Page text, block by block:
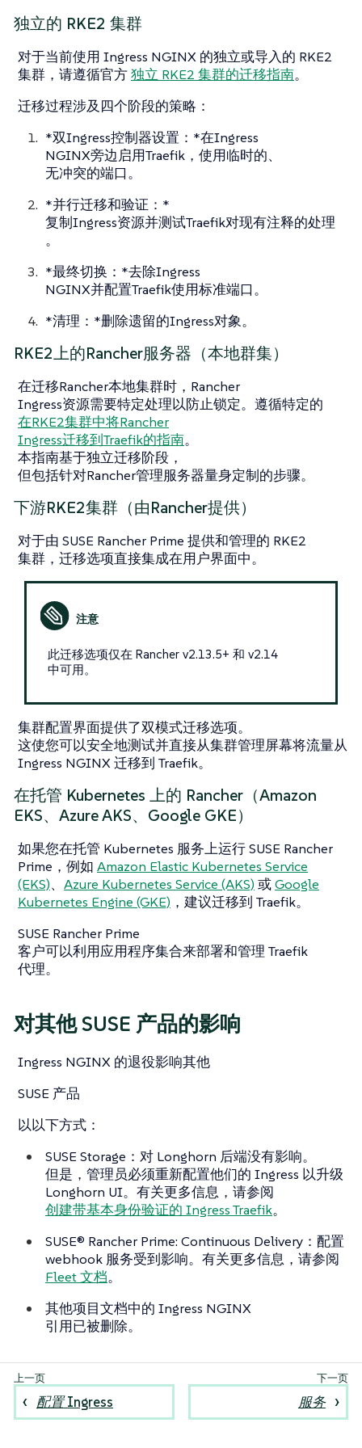
独立的 RKE2 集群
对于当前使用 Ingress NGINX 的独立或导入的 RKE2
集群，请遵循官方独立 RKE2 集群的迁移指南。
迁移过程涉及四个阶段的策略：
*双Ingress控制器设置：*在Ingress
NGINX旁边启用Traefik，使用临时的、
无冲突的端口。
*并行迁移和验证：*
复制Ingress资源并测试Traefik对现有注释的处理
。
*最终切换：*去除Ingress
NGINX并配置Traefik使用标准端口。
*清理：*删除遗留的Ingress对象。
RKE2上的Rancher服务器（本地群集）
在迁移Rancher本地集群时，Rancher
Ingress资源需要特定处理以防止锁定。遵循特定的
在RKE2集群中将Rancher
Ingress迁移到Traefik的指南。
本指南基于独立迁移阶段，
但包括针对Rancher管理服务器量身定制的步骤。
下游RKE2集群（由Rancher提供）
对于由 SUSE Rancher Prime 提供和管理的 RKE2
集群，迁移选项直接集成在用户界面中。
此迁移选项仅在 Rancher v2.13.5+ 和 v2.14
中可用。
集群配置界面提供了双模式迁移选项。
这使您可以安全地测试并直接从集群管理屏幕将流量从
Ingress NGINX 迁移到 Traefik。
在托管 Kubernetes 上的 Rancher（Amazon
EKS、Azure AKS、Google GKE）
如果您在托管 Kubernetes 服务上运行 SUSE Rancher
Prime，例如 Amazon Elastic Kubernetes Service
(EKS)、 Azure Kubernetes Service (AKS) 或Google
Kubernetes Engine (GKE) ，建议迁移到 Traefik。
SUSE Rancher Prime
客户可以利用应用程序集合来部署和管理 Traefik
代理。
对其他 SUSE 产品的影响
Ingress NGINX 的退役影响其他
SUSE 产品
以以下方式：
SUSE Storage：对 Longhorn 后端没有影响。
但是，管理员必须重新配置他们的 Ingress 以升级
Longhorn UI。有关更多信息，请参阅
创建带基本身份验证的 Ingress Traefik。
SUSE® Rancher Prime: Continuous Delivery：配置
webhook 服务受到影响。有关更多信息，请参阅
Fleet 文档。
其他项目文档中的 Ingress NGINX
引用已被删除。
配置 Ingress 服务